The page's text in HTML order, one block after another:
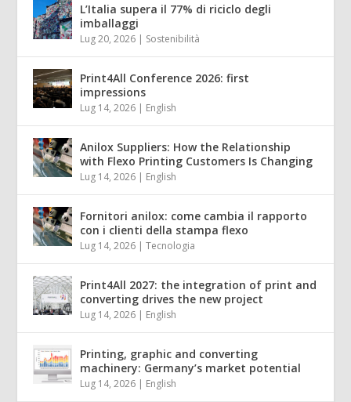
L’Italia supera il 77% di riciclo degli
imballaggi
Lug 20, 2026 | Sostenibilità
Print4All Conference 2026: first
impressions
Lug 14, 2026 | English
Anilox Suppliers: How the Relationship
with Flexo Printing Customers Is Changing
Lug 14, 2026 | English
Fornitori anilox: come cambia il rapporto
con i clienti della stampa flexo
Lug 14, 2026 |Tecnologia
Print4All 2027: the integration of print and
converting drives the new project
Lug 14, 2026 | English
Printing, graphic and converting
machinery: Germany’s market potential
Lug 14, 2026 | English